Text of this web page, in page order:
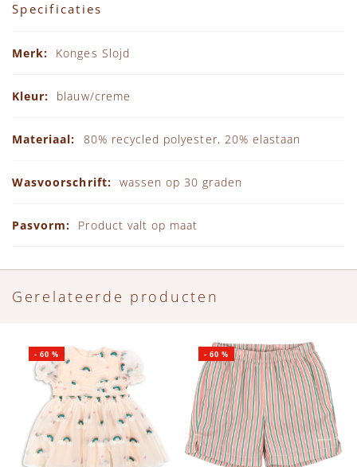
Specificaties
Konges Slojd
blauw/creme
80% recycled polyester, 20% elastaan
wassen op 30 graden
Product valt op maat
Gerelateerde producten
-60 % -60 %